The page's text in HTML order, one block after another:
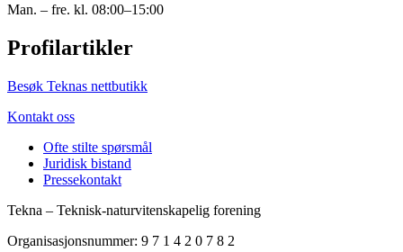
Man. – fre. kl. 08:00–15:00
Profilartikler
Besøk Teknas nettbutikk
Kontakt oss
Ofte stilte spørsmål
Juridisk bistand
Pressekontakt
Tekna – Teknisk-naturvitenskapelig forening
Organisasjonsnummer: 9 7 1 4 2 0 7 8 2